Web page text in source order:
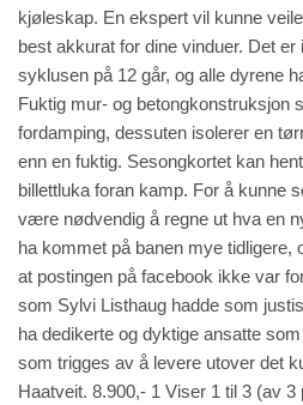
kjøleskap. En ekspert vil kunne
best akkurat for dine vinduer. Det
syklusen på 12 går, og alle dyrene
Fuktig mur- og betongkonstruksjon
fordamping, dessuten isolerer en
enn en fuktig. Sesongkortet kan
billettluka foran kamp. For å kunne
være nødvendig å regne ut hva en
ha kommet på banen mye tidligere,
at postingen på facebook ikke var
som Sylvi Listhaug hadde som
ha dedikerte og dyktige ansatte
som trigges av å levere utover det
Haatveit. 8.900,- 1 Viser 1 til 3 (av